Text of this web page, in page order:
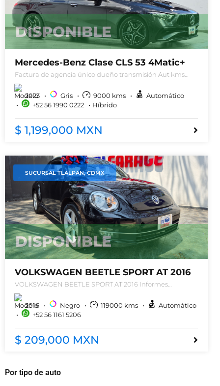
DISPONIBLE
Mercedes-Benz Clase CLS 53 4Matic+
Factura de agencia único dueño transmisión Aut kms
9,000
2023
Gris 9000 kms
Automático
+52 56 1990 0222
Híbrido
$ 1,199,000 MXN
SUCURSAL TLALPAN, CDMX
DISPONIBLE
VOLKSWAGEN BEETLE SPORT AT 2016
VOLKSWAGEN BEETLE SPORT AT 2016 Informes
5611615206
2016
Negro 119000 kms
Automático
+52 56 1161 5206
$ 209,000 MXN
Por tipo de auto